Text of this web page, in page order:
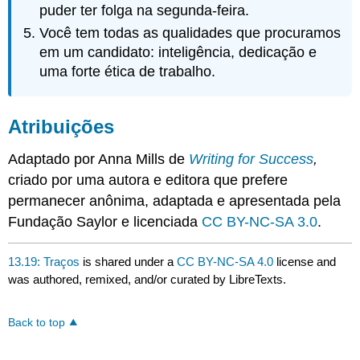
puder ter folga na segunda-feira.
Você tem todas as qualidades que procuramos
em um candidato: inteligência, dedicação e
uma forte ética de trabalho.
Atribuições
Adaptado por Anna Mills de Writing for Success,
criado por uma autora e editora que prefere
permanecer anônima, adaptada e apresentada pela
Fundação Saylor e licenciada CC BY-NC-SA 3.0.
13.19: Traços is shared under aCC BY-NC-SA 4.0 license and
was authored, remixed, and/or curated by LibreTexts.
Back to top